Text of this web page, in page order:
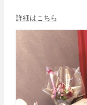
詳細はこちら